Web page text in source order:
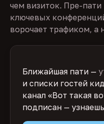
чем визиток. Пре-
ключевых
ворочает трафиком, а
Ближайшая пати —
и списки гостей
канал «Вот такая
подписан —